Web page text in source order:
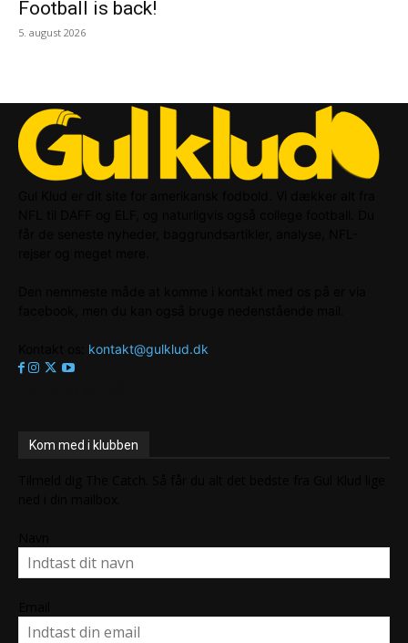
Football is back!
5. august 2026
kontakt@gulklud.dk
Kom med i klubben